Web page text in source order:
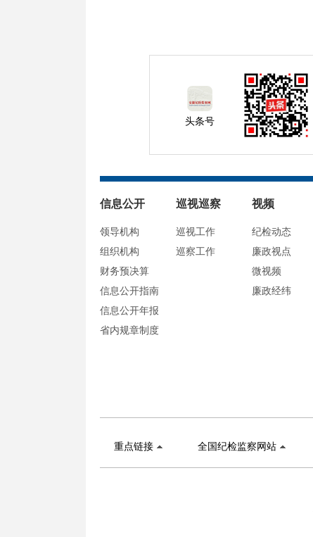
头条号
信息公开
领导机构
组织机构
财务预决算
信息公开指南
信息公开年报
省内规章制度
巡视巡察
巡视工作
巡察工作
视频
纪检动态
廉政视点
微视频
廉政经纬
重点链接 全国纪检监察网站